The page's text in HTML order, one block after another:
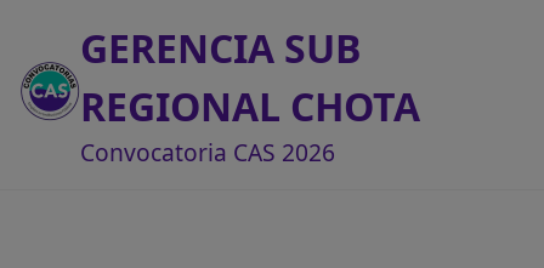
GERENCIA SUB
REGIONAL CHOTA
Convocatoria CAS 2026